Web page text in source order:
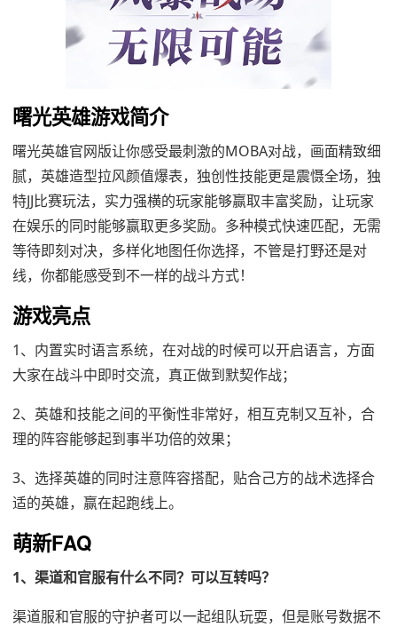
曙光英雄游戏简介
曙光英雄官网版让你感受最刺激的MOBA对战，画面精致细
腻，英雄造型拉风颜值爆表，独创性技能更是震慑全场，独
特JJ比赛玩法，实力强横的玩家能够赢取丰富奖励，让玩家
在娱乐的同时能够赢取更多奖励。多种模式快速匹配，无需
等待即刻对决，多样化地图任你选择，不管是打野还是对
线，你都能感受到不一样的战斗方式！
游戏亮点
1、内置实时语言系统，在对战的时候可以开启语言，方面
大家在战斗中即时交流，真正做到默契作战；
2、英雄和技能之间的平衡性非常好，相互克制又互补，合
理的阵容能够起到事半功倍的效果；
3、选择英雄的同时注意阵容搭配，贴合己方的战术选择合
适的英雄，赢在起跑线上。
萌新FAQ
1、渠道和官服有什么不同？可以互转吗？
渠道服和官服的守护者可以一起组队玩耍，但是账号数据不